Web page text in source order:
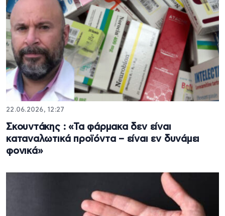
22.06.2026, 12:27
Σκουντάκης : «Τα φάρμακα δεν είναι
καταναλωτικά προϊόντα – είναι εν δυνάμει
φονικά»